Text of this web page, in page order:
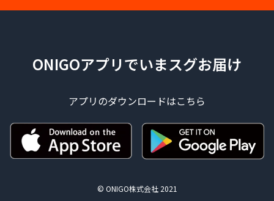
ONIGOアプリでいまスグお届け
アプリのダウンロードはこちら
© ONIGO株式会社 2021